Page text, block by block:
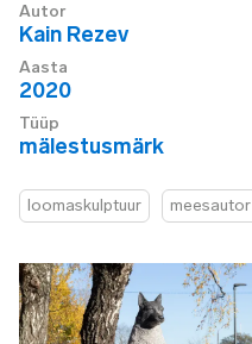
Autor
Kain Rezev
Aasta
2020
Tüüp
mälestusmärk
loomaskulptuur meesautor